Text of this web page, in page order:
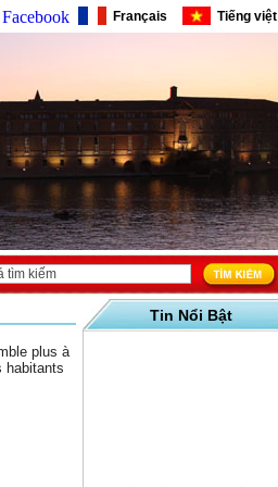
Facebook Français Tiếng việt
plus à
habitants
Tin Nổi Bật